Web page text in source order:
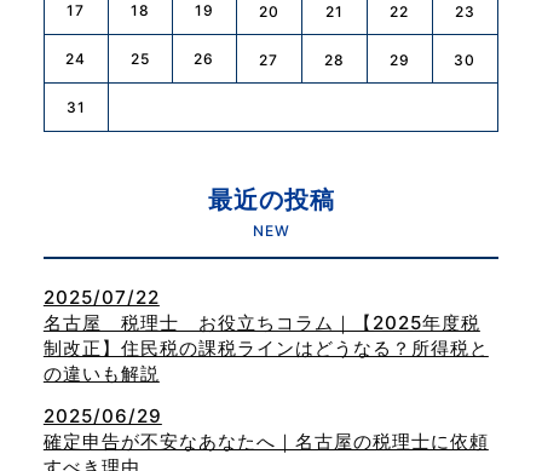
17 18 19 20 21 22 23
24 25 26 27 28 29 30
31
最近の投稿
NEW
2025/07/22
名古屋 税理士 お役立ちコラム｜【2025年度税
制改正】住民税の課税ラインはどうなる？所得税と
の違いも解説
2025/06/29
確定申告が不安なあなたへ｜名古屋の税理士に依頼